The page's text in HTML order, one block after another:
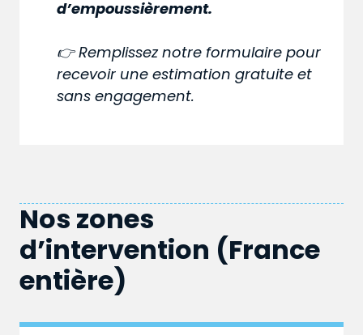
d’empoussièrement.
👉 Remplissez notre formulaire pour
recevoir une estimation gratuite et
sans engagement.
Nos zones
d’intervention (France
entière)